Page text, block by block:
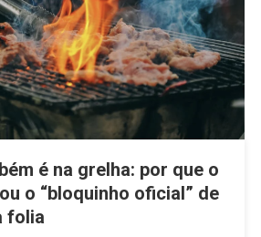
é na grelha: por que o
o “bloquinho oficial” de
folia